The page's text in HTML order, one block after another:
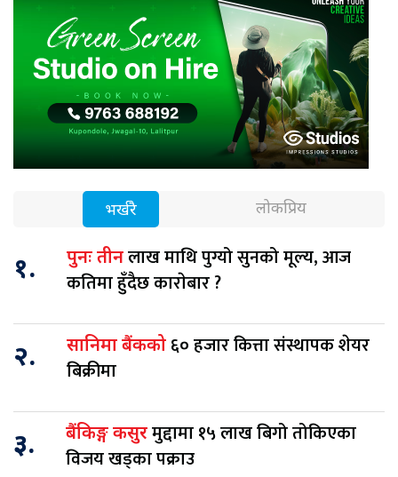
भर्खरै लोकप्रिय
१. पुनः तीनलाख माथि पुग्यो सुनको मूल्य, आज
कतिमा हुँदैछ काराेबार ?
२. सानिमा बैंकको ६० हजार कित्ता संस्थापक शेयर
बिक्रीमा
३. बैंकिङ्ग कसुरमुद्दामा १५ लाख बिगो तोकिएका
विजय खड्का पक्राउ